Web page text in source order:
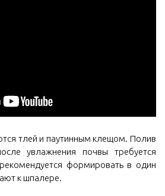
тлей и паутинным клещом. Полив
увлажнения почвы требуется
формировать в один
к шпалере.